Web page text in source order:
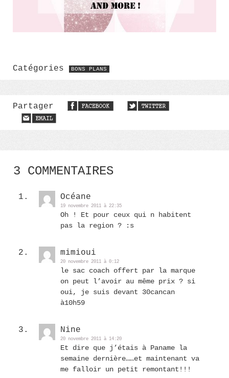
Catégories BONS PLANS
Partager
3 COMMENTAIRES
Océane
19 novembre 2011 à 22:35
Oh ! Et pour ceux qui n habitent
pas la region ? :s
mimioui
20 novembre 2011 à 0:12
le sac coach offert par la marque
on peut l’avoir au même prix ? si
oui, je suis devant 30cancan
à10h59
Nine
20 novembre 2011 à 14:20
Et dire que j’étais à Paname la
semaine dernière……et maintenant va
me falloir un petit remontant!!!